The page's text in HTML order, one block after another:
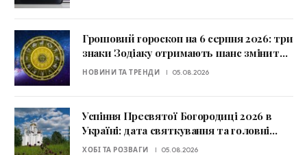
Грошовий гороскоп на 6 серпня 2026: три
знаки Зодіаку отримають шанс змінити
фінансову ситуацію
НОВИНИ ТА ТРЕНДИ 05.08.2026
Успіння Пресвятої Богородиці 2026 в
Україні: дата святкування та головні
заборони
ХОБІ ТА РОЗВАГИ 05.08.2026